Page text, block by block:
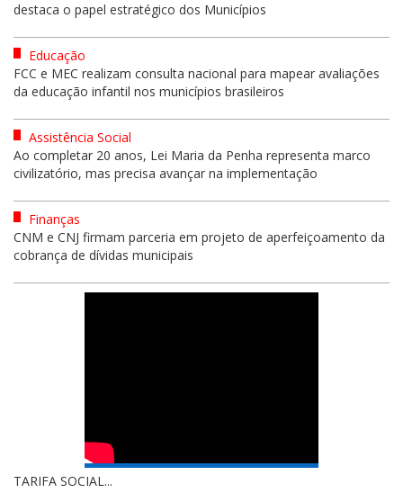
destaca o papel estratégico dos Municípios
Educação
FCC e MEC realizam consulta nacional para mapear avaliações
da educação infantil nos municípios brasileiros
Assistência Social
Ao completar 20 anos, Lei Maria da Penha representa marco
civilizatório, mas precisa avançar na implementação
Finanças
CNM e CNJ firmam parceria em projeto de aperfeiçoamento da
cobrança de dívidas municipais
TARIFA SOCIAL...